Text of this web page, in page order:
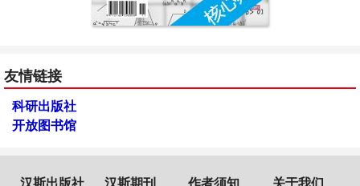
友情链接
科研出版社
开放图书馆
汉斯出版社 汉斯期刊 作者须知 关于我们